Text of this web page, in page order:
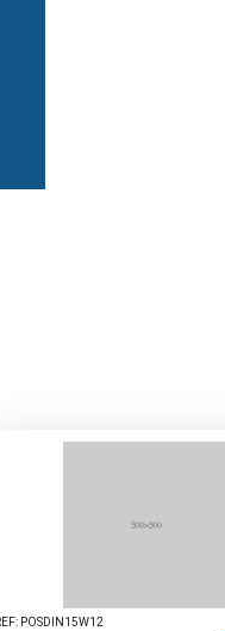
REF: MOM0509017472340